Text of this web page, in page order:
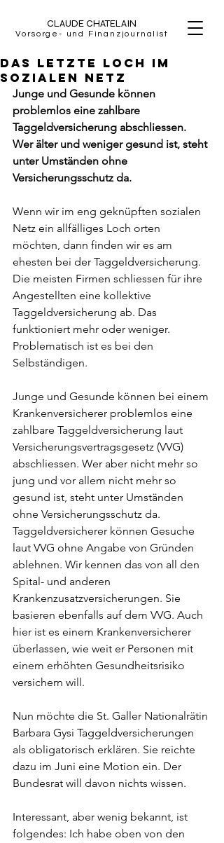
CLAUDE CHATELAIN
Vorsorge- und Finanzjournalist
Das letzte Loch im
sozialen Netz
Junge und Gesunde können
problemlos eine zahlbare
Taggeldversicherung abschliessen.
Wer älter und weniger gesund ist, steht
unter Umständen ohne
Versicherungsschutz da.
Wenn wir im eng geknüpften sozialen
Netz ein allfälliges Loch orten
möchten, dann finden wir es am
ehesten bei der Taggeldversicherung.
Die meisten Firmen schliessen für ihre
Angestellten eine kollektive
Taggeldversicherung ab. Das
funktioniert mehr oder weniger.
Problematisch ist es bei den
Selbständigen.
Junge und Gesunde können bei einem
Krankenversicherer problemlos eine
zahlbare Taggeldversicherung laut
Versicherungsvertragsgesetz (VVG)
abschliessen. Wer aber nicht mehr so
jung und vor allem nicht mehr so
gesund ist, steht unter Umständen
ohne Versicherungsschutz da.
Taggeldversicherer können Gesuche
laut VVG ohne Angabe von Gründen
ablehnen. Wir kennen das von all den
Spital- und anderen
Krankenzusatzversicherungen. Sie
basieren ebenfalls auf dem VVG. Auch
hier ist es einem Krankenversicherer
überlassen, wie weit er Personen mit
einem erhöhten Gesundheitsrisiko
versichern will.
Nun möchte die St. Galler Nationalrätin
Barbara Gysi Taggeldversicherungen
als obligatorisch erklären. Sie reichte
dazu im Juni eine Motion ein. Der
Bundesrat will davon nichts wissen.
Interessant, aber wenig bekannt, ist
folgendes: Ich habe oben von den